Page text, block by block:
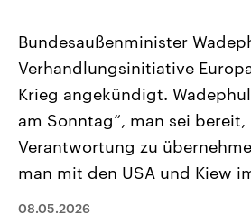
Landtagswahl Sachsen-Anhalt
2026
Alle Informationen
Sachsen-Anhalt wählt am 6.
September 2026 einen neuen
Landtag. Seit 2021 wird das
Bundesland von einer Koalition aus
CDU, SPD und FDP regiert.-
Umfragen, Prognosen,
und Hintergründe zu den Parteien
Sendungen
Bundesaußenminister
Verhandlungsinitiative
Krieg angekündigt.
am Sonntag“, man sei bereit,
Verantwortung zu
man mit den USA und Kiew
08.05.2026